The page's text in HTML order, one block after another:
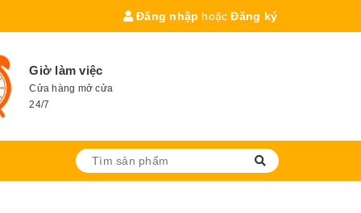
Đăng nhập hoặc Đăng ký
Giờ làm việc
Cửa hàng mở cửa
24/7